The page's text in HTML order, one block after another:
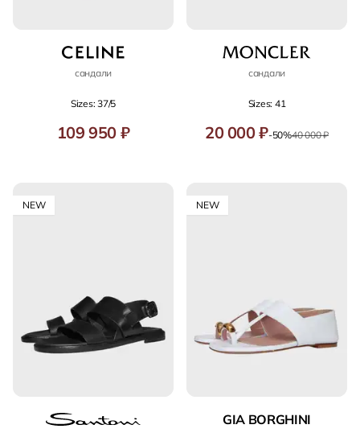
сандали
Sizes: 37/5
109 950 ₽
сандали
Sizes: 41
20 000 ₽-50%40 000 ₽
NEW NEW
GIA BORGHINI